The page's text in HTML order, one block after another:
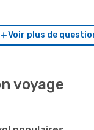
Voir plus de
voyage